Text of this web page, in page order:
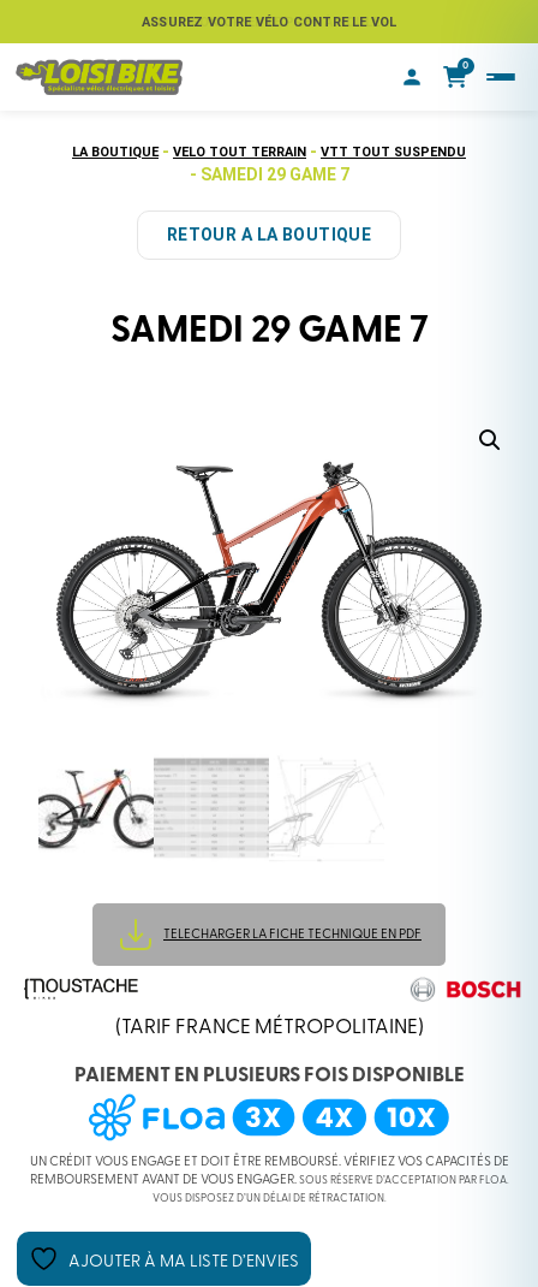
ASSUREZ VOTRE VÉLO CONTRE LE VOL
0
LA BOUTIQUE - VELO TOUT TERRAIN - VTT TOUT SUSPENDU
- SAMEDI 29 GAME 7
RETOUR A LA BOUTIQUE
SAMEDI 29 GAME 7
TELECHARGER LA FICHE TECHNIQUE EN PDF
(TARIF FRANCE MÉTROPOLITAINE)
PAIEMENT EN PLUSIEURS FOIS DISPONIBLE
UN CRÉDIT VOUS ENGAGE ET DOIT ÊTRE REMBOURSÉ. VÉRIFIEZ VOS CAPACITÉS DE
REMBOURSEMENT AVANT DE VOUS ENGAGER. SOUS RÉSERVE D’ACCEPTATION PAR FLOA.
VOUS DISPOSEZ D’UN DÉLAI DE RÉTRACTATION.
AJOUTER À MA LISTE D’ENVIES